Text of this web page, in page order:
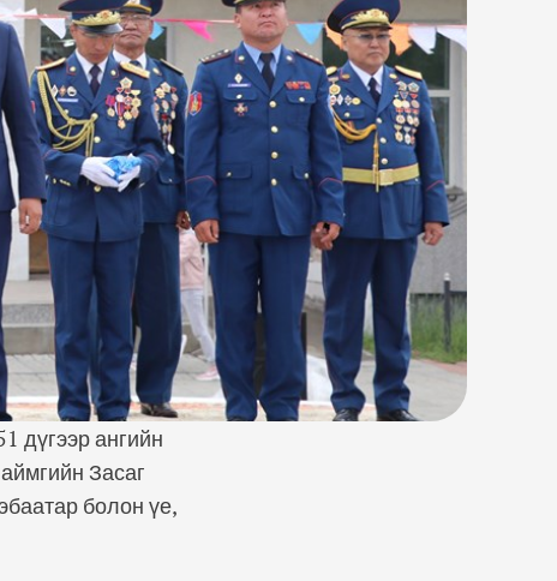
дүгээр ангийн
Засаг
болон үе,